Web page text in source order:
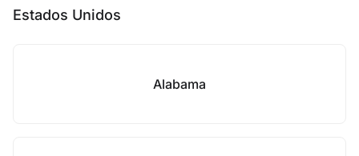
Estados Unidos
Alabama